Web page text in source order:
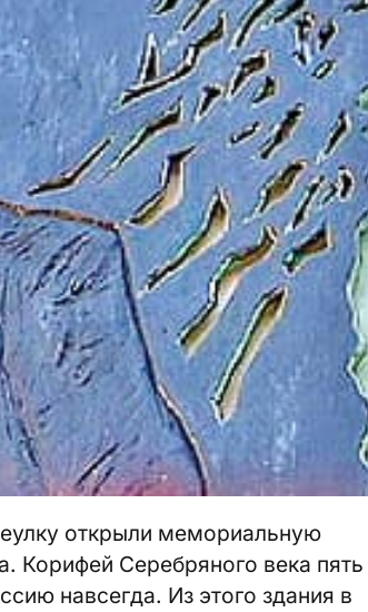
открыли мемориальную
Корифей Серебряного века пять
навсегда. Из этого здания в